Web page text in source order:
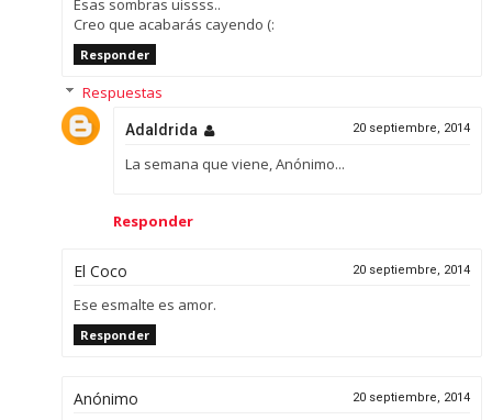
Esas sombras uissss..
Creo que acabarás cayendo (:
Responder
Respuestas
Adaldrida 20 septiembre, 2014
La semana que viene, Anónimo...
Responder
El Coco 20 septiembre, 2014
Ese esmalte es amor.
Responder
Anónimo 20 septiembre, 2014